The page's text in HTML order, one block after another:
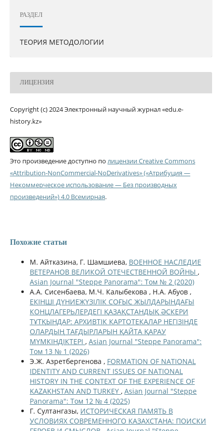
РАЗДЕЛ
ТЕОРИЯ МЕТОДОЛОГИИ
ЛИЦЕНЗИЯ
Copyright (c) 2024 Электронный научный журнал «edu.e-
history.kz»
Это произведение доступно по лицензии Creative Commons
«Attribution-NonCommercial-NoDerivatives» («Атрибуция —
Некоммерческое использование — Без производных
произведений») 4.0 Всемирная.
Похожие статьи
М. Айтказина, Г. Шамшиева, ВОЕННОЕ НАСЛЕДИЕ
ВЕТЕРАНОВ ВЕЛИКОЙ ОТЕЧЕСТВЕННОЙ ВОЙНЫ ,
Asian Journal "Steppe Panorama": Том № 2 (2020)
А.А. Сисенбаева, М.Ч. Калыбекова , Н.А. Абуов ,
ЕКІНШІ ДҮНИЕЖҮЗІЛІК СОҒЫС ЖЫЛДАРЫНДАҒЫ
КОНЦЛАГЕРЬЛЕРДЕГІ ҚАЗАҚСТАНДЫҚ ӘСКЕРИ
ТҰТҚЫНДАР: АРХИВТІК КАРТОТЕКАЛАР НЕГІЗІНДЕ
ОЛАРДЫҢ ТАҒДЫРЛАРЫН ҚАЙТА ҚАРАУ
МҮМКІНДІКТЕРІ , Asian Journal "Steppe Panorama":
Том 13 № 1 (2026)
Э.Ж. Азретбергенова , FORMATION OF NATIONAL
IDENTITY AND CURRENT ISSUES OF NATIONAL
HISTORY IN THE CONTEXT OF THE EXPERIENCE OF
KAZAKHSTAN AND TURKEY , Asian Journal "Steppe
Panorama": Том 12 № 4 (2025)
Г. Султангазы, ИСТОРИЧЕСКАЯ ПАМЯТЬ В
УСЛОВИЯХ СОВРЕМЕННОГО КАЗАХСТАНА: ПОИСКИ